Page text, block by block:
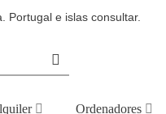
Portugal e islas consultar.
Ordenadores